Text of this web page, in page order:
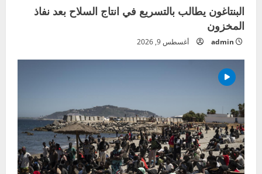
البنتاغون يطالب بالتسريع في انتاج السلاح بعد نفاذ
المخزون
admin أغسطس 9, 2026